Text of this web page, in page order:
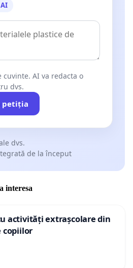
AI va redacta o
dvs.
petiția
dvs.
de la început
interesa
activități extrașcolare din
copiilor